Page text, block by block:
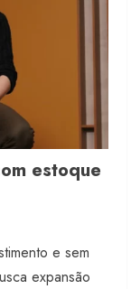
estoque
e sem
expansão